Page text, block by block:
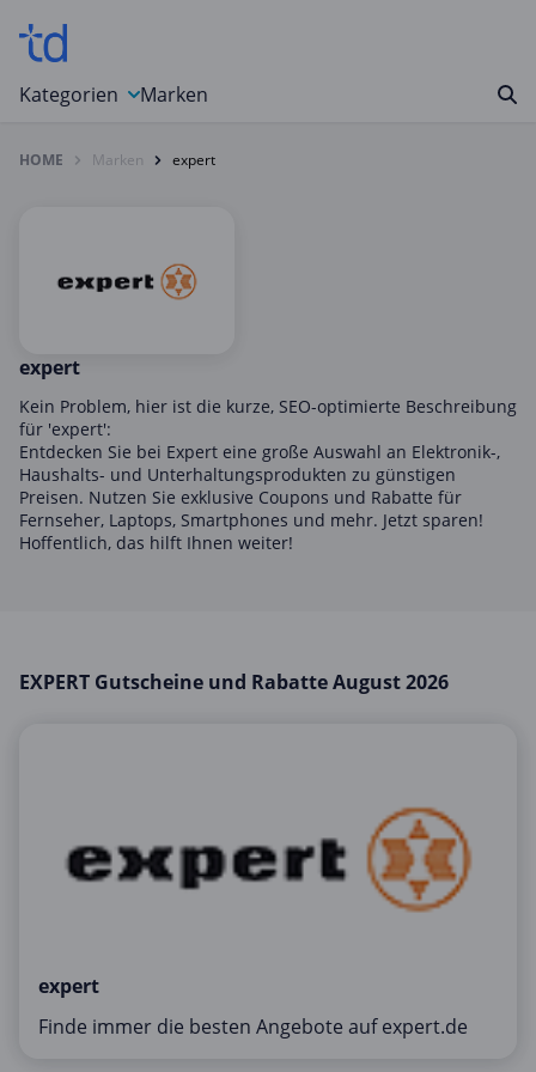
Kategorien
Auto, Motorrad & Werkzeuge
Computer & Elektronik
Essen & Trinken
Foto, Druck & Büro
Gaming & Spielzeug
Garten, Haushalt & Tiere
Gesundheit & Beauty
Mobilfunk & Internet
Sonstiges
Marken
HOME Marken expert
expert
Kein Problem, hier ist die kurze, SEO-optimierte Beschreibung
für 'expert':
Entdecken Sie bei Expert eine große Auswahl an Elektronik-,
Haushalts- und Unterhaltungsprodukten zu günstigen
Preisen. Nutzen Sie exklusive Coupons und Rabatte für
Fernseher, Laptops, Smartphones und mehr. Jetzt sparen!
Hoffentlich, das hilft Ihnen weiter!
EXPERT Gutscheine und Rabatte August 2026
expert
Finde immer die besten Angebote auf expert.de